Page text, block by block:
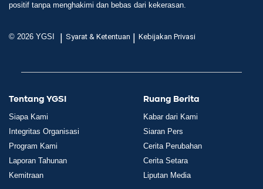
positif tanpa menghakimi dan bebas dari kekerasan.
© 2026 YGSI | Syarat & Ketentuan | Kebijakan Privasi
Tentang YGSI
Siapa Kami
Integritas Organisasi
Program Kami
Laporan Tahunan
Kemitraan
Ruang Berita
Kabar dari Kami
Siaran Pers
Cerita Perubahan
Cerita Setara
Liputan Media